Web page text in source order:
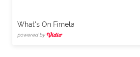
What's On Fimela
powered by